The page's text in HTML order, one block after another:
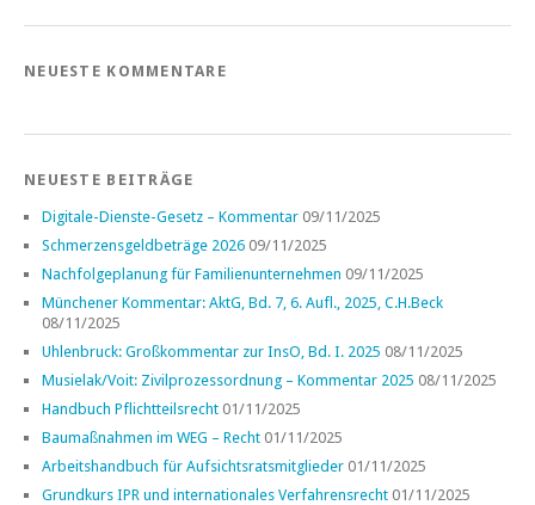
NEUESTE KOMMENTARE
NEUESTE BEITRÄGE
Digitale-Dienste-Gesetz – Kommentar 09/11/2025
Schmerzensgeldbeträge 2026 09/11/2025
Nachfolgeplanung für Familienunternehmen 09/11/2025
Münchener Kommentar: AktG, Bd. 7, 6. Aufl., 2025, C.H.Beck
08/11/2025
Uhlenbruck: Großkommentar zur InsO, Bd. I. 2025 08/11/2025
Musielak/Voit: Zivilprozessordnung – Kommentar 2025 08/11/2025
Handbuch Pflichtteilsrecht 01/11/2025
Baumaßnahmen im WEG – Recht 01/11/2025
Arbeitshandbuch für Aufsichtsratsmitglieder 01/11/2025
Grundkurs IPR und internationales Verfahrensrecht 01/11/2025